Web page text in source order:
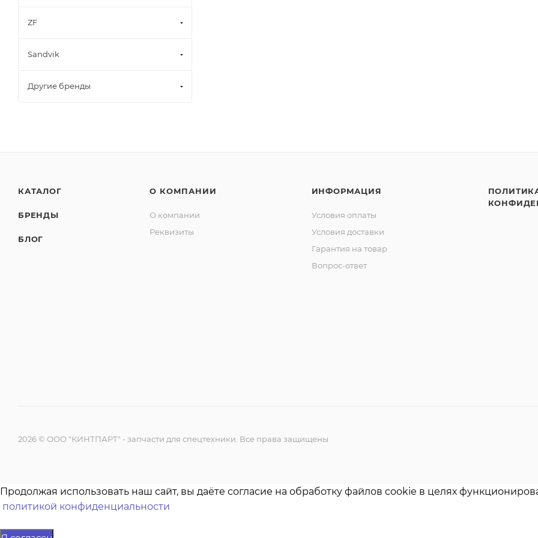
ZF
Sandvik
Другие бренды
КАТАЛОГ
БРЕНДЫ
БЛОГ
О КОМПАНИИ
О компании
Реквизиты
ИНФОРМАЦИЯ
Условия оплаты
Условия доставки
Гарантия на товар
Вопрос-ответ
2026 © ООО "КИНТПАРТ" - запчасти для спецтехники. Все права защищены
Продолжая использовать наш сайт, вы даёте согласие на обработку файлов cookie в целях
политикой конфиденциальности